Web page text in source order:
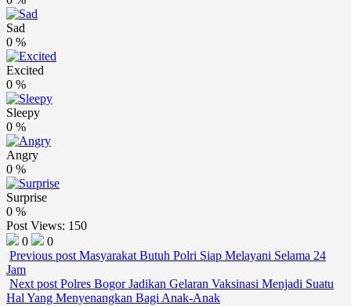
Sad
0 %
Excited
0 %
Sleepy
0 %
Angry
0 %
Surprise
0 %
Post Views: 150
0
0
Previous post Masyarakat Butuh Polri Siap Melayani Selama 24
Jam
Next post Polres Bogor Jadikan Gelaran Vaksinasi Menjadi Suatu
Hal Yang Menyenangkan Bagi Anak-Anak